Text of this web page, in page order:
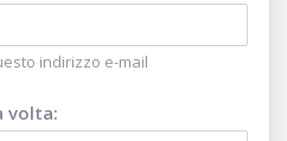
indirizzo e-mail
volta: